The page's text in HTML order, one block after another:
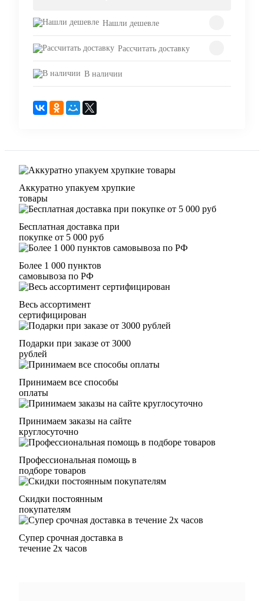
Нашли дешевле
Рассчитать доставку
В наличии
Аккуратно упакуем хрупкие
товары
Бесплатная доставка при
покупке от 5 000 руб
Более 1 000 пунктов
самовывоза по РФ
Весь ассортимент
сертифицирован
Подарки при заказе от 3000
рублей
Принимаем все способы
оплаты
Принимаем заказы на сайте
круглосуточно
Профессиональная помощь в
подборе товаров
Скидки постоянным
покупателям
Супер срочная доставка в
течение 2х часов